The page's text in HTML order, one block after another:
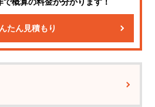
たん見積もり